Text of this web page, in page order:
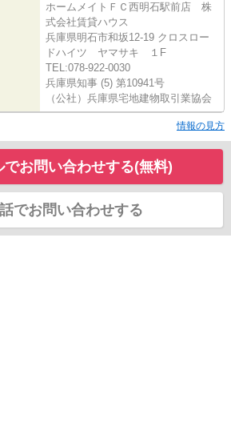
ホームメイトＦＣ西明石駅前店 株
式会社賃貸ハウス
兵庫県明石市和坂12-19 クロスロー
ドハイツ ヤマサキ １F
TEL:078-922-0030
兵庫県知事 (5) 第10941号
（公社）兵庫県宅地建物取引業協会
情報の見方
でお問い合わせする(無料)
でお問い合わせする